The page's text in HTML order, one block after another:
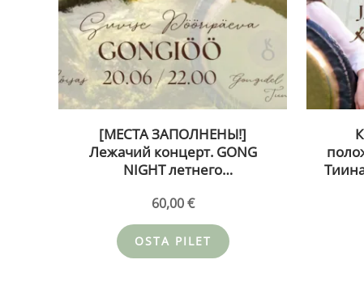
[МЕСТА ЗАПОЛНЕНЫ!]
Лежачий концерт. GONG
NIGHT летнего
Кирна – Tiina Karjatse 20.06.26
60,00€
OSTA PILET